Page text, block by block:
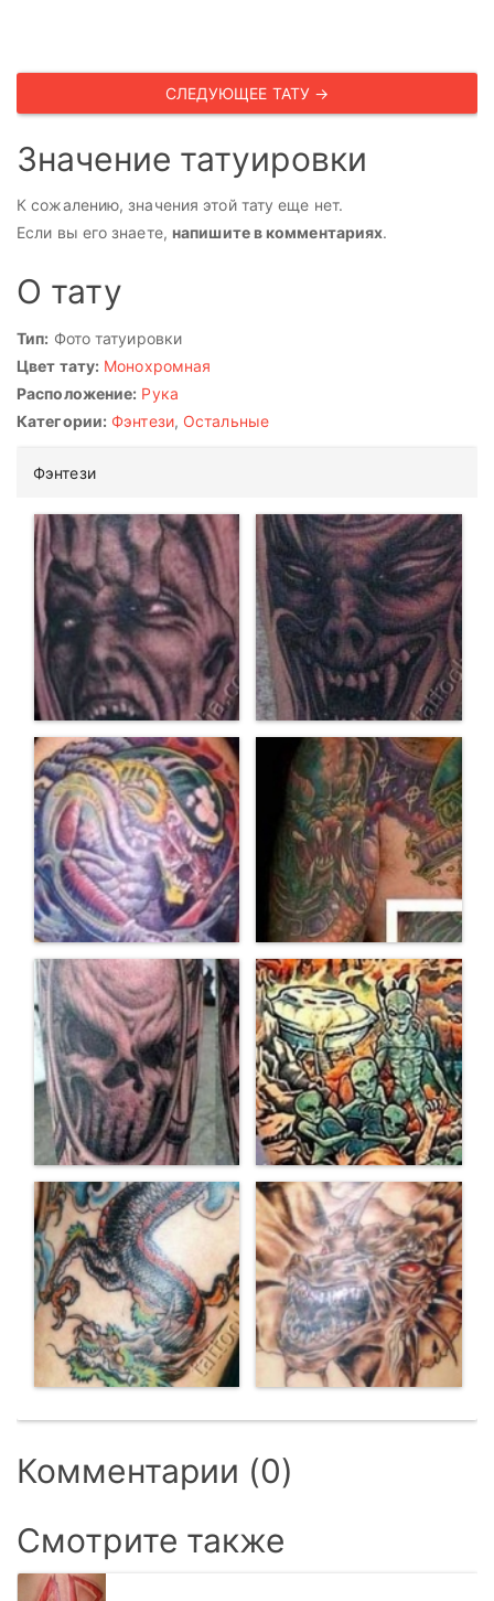
СЛЕДУЮЩЕЕ ТАТУ →
Значение татуировки
К сожалению, значения этой тату еще нет.
Если вы его знаете, напишите в комментариях.
О тату
Тип: Фото татуировки
Цвет тату: Монохромная
Расположение: Рука
Категории: Фэнтези, Остальные
Фэнтези
Комментарии (0)
Смотрите также